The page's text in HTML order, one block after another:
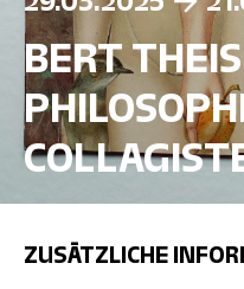
BERT
ZUSÄTZLICHE